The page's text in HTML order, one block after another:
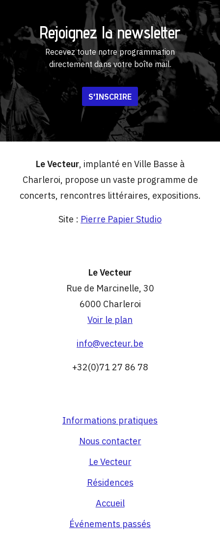
Rejoignez la newsletter
Recevez toute notre programmation
directement dans votre boîte mail.
S'INSCRIRE
Le Vecteur, implanté en Ville Basse à
Charleroi, propose un vaste programme de
concerts, rencontres littéraires, expositions.
Site : Pierre Papier Studio
Le Vecteur
Rue de Marcinelle, 30
6000 Charleroi
Voir le plan
info@vecteur.be
+32(0)71 27 86 78
Informations pratiques
Nous contacter
Le Vecteur
Résidences
Accueil
Événements passés